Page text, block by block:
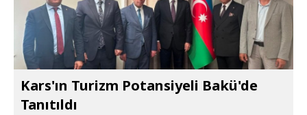
Kars'ın Turizm Potansiyeli Bakü'de
Tanıtıldı